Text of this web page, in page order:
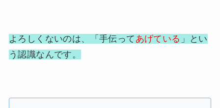
よろしくないのは、「手伝って あげている 」とい
う認識なんです。